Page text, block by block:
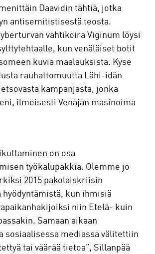
Daavidin tähtiä, jotka
antisemitistisestä teosta.
vahtikoira Viginum löysi
kun venäläiset botit
kuvia maalauksista. Kyse
rauhattomuutta Lähi-idän
kampanjasta, jonka
ilmeisesti Venäjän masinoima
on osa
työkalupakkia. Olemme jo
2015 pakolaiskriisin
kun ihmisiä
niin Etelä- kuin
Samaan aikaan
sosiaalisessa mediassa välitettiin
tai väärää tietoa”, Sillanpää